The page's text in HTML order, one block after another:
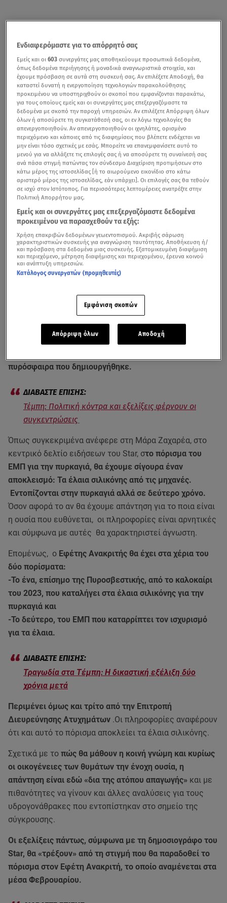
Το μεγάλο ερώτημα για το δυστύχημα των
αν τελικά το πόρισμα του καθηγητή Καρώνη του ΕΜΠ
δώσει σαφή απάντηση για την ουσία που προκάλεσε την
πυρόσφαιρα που δημιουργήθηκε.
Τέμπη: Πολιτική κόντρα και εξελίξεις φέρνουν οι
συγκεντρώσεις
Όπως συγκεκριμένα ανέφερε στη Μάρα Ζαχαρέα, στο
κεντρικό δελτίο ειδήσεων του Star, στο πόρισμα του
ΕΜΠ για την πυρκαγιά, θα έχουμε σίγουρα έναν
αποκλεισμό: Τα έλαια σιλικόνης από τις μηχανές.
Εντοπίζονται στην πυρκαγιά αλλά σε δεύτερο χρόνο.
Όσον αφορά το αν θα έχουμε απάντηση για το ποια είναι
η ουσία που ευθύνεται, οι πληροφορίες είναι αρνητικές
και σύμφωνα με αυτές θα χαρακτηριστεί άγνωστη.
Επομένως, ο Εφέτης Ανακριτής θα έχει στα χέρια του
δύο πορίσματα:
-Το ένα, επίσημο της Πυροσβεστικής, από το καλοκαίρι
του 2023, που καταλήγει στα έλαια σιλικόνης για την
πυρκαγιά και
-Το δεύτερο, του ΕΜΠ που καταρρίπτει τον ισχυρισμό
για τα έλαια.
Τραγωδία στα Τέμπη: Η δικαστική εξέλιξη δύο
χρόνια μετά
Περιμένει όμως και τρίτο από την Επιτροπή
Διευρεύνησης Ατυχημάτων .Οι πληροφορίες αναφέρουν
ότι και αυτό το πόρισμα αποκλείει τα έλαια σιλικόνης.
Σχετικά με το πώς θα μάθουν η κοινή γνώμη και κυρίως
οι οικογένειες των θυμάτων την ένοχη ουσία, η
απάντηση είναι εδώ «δια της ατόπου απαγωγής» και με
πιθανότητες να γίνουν και άλλες αναλύσεις για τους
υδρογονάθρακες που εντοπίστηκαν στο σημείο της
σύγκρουσης.
Οι εξελίξεις πάντως, σύμφωνα με τη δημοσιογράφο του
Star, θα «τρέξουν» από τη στιγμή που θα παραδοθεί το
πόρισμα στον Εφέτη Ανακριτή, το οποίο αναμένεται στα
μέσα Φεβρουαρίου.
Ενδιαφερόμαστε για το απόρρητό σας
Εμείς και οι603 συνεργάτες μας αποθηκεύουμε προσωπικά δεδομένα,
όπως δεδομένα περιήγησης ή μοναδικά αναγνωριστικά στοιχεία, και
έχουμε πρόσβαση σε αυτά στη συσκευή σας. Αν επιλέξετε Αποδοχή, θα
καταστεί δυνατή η ενεργοποίηση τεχνολογιών παρακολούθησης
προκειμένου να υποστηριχθούν οι σκοποί που εμφανίζονται παρακάτω,
για τους οποίους εμείς και οι συνεργάτες μας επεξεργαζόμαστε τα
δεδομένα με σκοπό την παροχή υπηρεσιών. Αν επιλέξετε Απόρριψη όλων
όλων ή αποσύρετε τη συγκατάθεσή σας, οι εν λόγω τεχνολογίες θα
απενεργοποιηθούν. Αν απενεργοποιηθούν οι ιχνηλάτες, ορισμένο
περιεχόμενο και κάποιες από τις διαφημίσεις που βλέπετε ενδέχεται να
μην είναι τόσο σχετικές με εσάς. Μπορείτε να επανεμφανίσετε αυτό το
μενού για να αλλάξετε τις επιλογές σας ή να αποσύρετε τη συναίνεσή σας
ανά πάσα στιγμή πατώντας τον σύνδεσμο Διαχείριση προτιμήσεων στο
κάτω μέρος της ιστοσελίδας [ή το αιωρούμενο εικονίδιο στο κάτω
αριστερό μέρος της ιστοσελίδας, εάν υπάρχει]. Οι επιλογές σας θα τεθούν
σε ισχύ στον Ιστότοπος. Για περισσότερες λεπτομέρειες ανατρέξτε στην
Πολιτική Απορρήτου μας.
Εμείς και οι συνεργάτες μας επεξεργαζόμαστε δεδομένα
προκειμένου να παρασχεθούν τα εξής:
Χρήση επακριβών δεδομένων γεωεντοπισμού. Ακριβής σάρωση
χαρακτηριστικών συσκευής για αναγνώριση ταυτότητας. Αποθήκευση ή/
και πρόσβαση στα δεδομένα μιας συσκευής. Εξατομικευμένη διαφήμιση
και περιεχόμενο, μέτρηση διαφήμισης και περιεχομένου, έρευνα κοινού
και ανάπτυξη υπηρεσιών.
Κατάλογος συνεργατών (προμηθευτές)
Εμφάνιση σκοπών
Απόρριψη όλων Αποδοχή